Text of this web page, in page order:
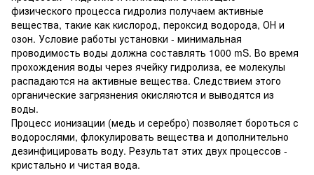
физического процесса гидролиз получаем активные
вещества, такие как кислород, пероксид водорода, ОН и
озон. Условие работы установки - минимальная
проводимость воды должна составлять 1000 mS. Во время
прохождения воды через ячейку гидролиза, ее молекулы
распадаются на активные вещества. Следствием этого
органические загрязнения окисляются и выводятся из
воды.
Процесс ионизации (медь и серебро) позволяет бороться с
водорослями, флокулировать вещества и дополнительно
дезинфицировать воду. Результат этих двух процессов -
кристально и чистая вода.